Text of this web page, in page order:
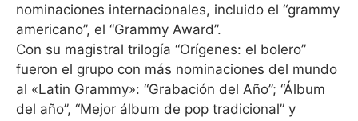
nominaciones internacionales, incluido el “grammy
americano”, el “Grammy Award”.
Con su magistral trilogía “Orígenes: el bolero”
fueron el grupo con más nominaciones del mundo
al «Latin Grammy»: “Grabación del Año”; “Álbum
del año”, “Mejor álbum de pop tradicional” y